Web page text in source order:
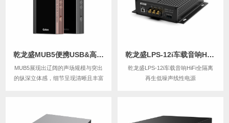
乾龙盛MUB5便携USB&高清蓝牙R2R HiFi解码器耳放
MUB5展现出辽阔的声场规模与突出
的纵深立体感，细节呈现清晰且丰富
沉浸氛围。尤为难得的是扎实有力的
乾龙盛LPS-12i车载音响HiFi全隔离再生低噪声线性电源
乾龙盛LPS-12i车载音响HiFi全隔离
再生低噪声线性电源